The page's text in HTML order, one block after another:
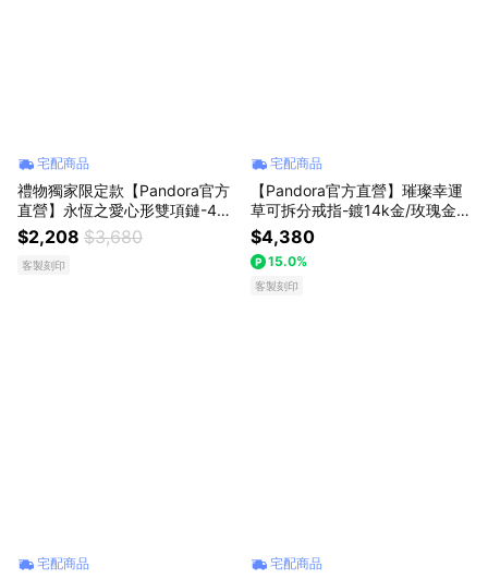
宅配商品
禮物獨家限定款【Pandora官方
直營】永恆之愛心形雙項鏈-45-
925銀
$2,208 $3,680
客製刻印
宅配商品
【Pandora官方直營】璀璨幸運
草可拆分戒指-鍍14k金/玫瑰金
永生花束組
$4,380
15.0%
客製刻印
宅配商品 宅配商品